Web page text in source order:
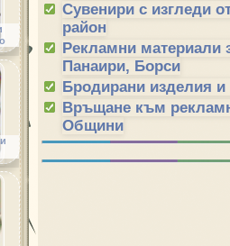
Сувенири с изгледи
район
Рекламни материали
Панаири, Борси
Бродирани изделия
Връщане към
Общини